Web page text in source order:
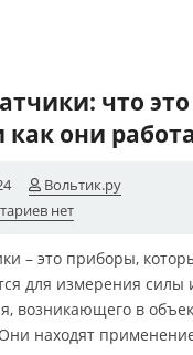
что это
как они
Вольтик.ру
нет
– это приборы,
для измерения силы
возникающего в
Они находят